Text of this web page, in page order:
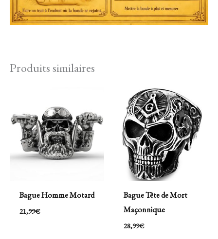
Produits similaires
Bague Homme Motard
21,99€
Bague Tête de Mort
Maçonnique
28,99€